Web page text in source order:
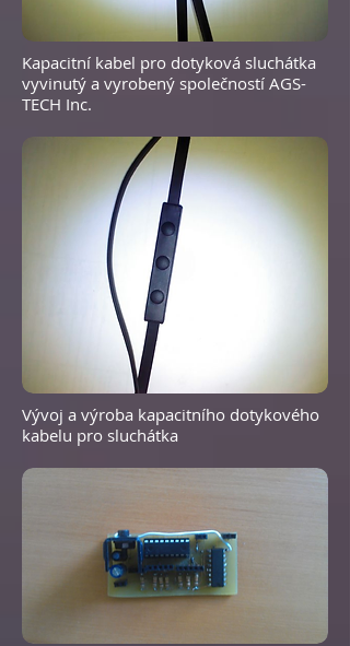
Kapacitní kabel pro dotyková sluchátka
vyvinutý a vyrobený společností AGS-
TECH Inc.
Vývoj a výroba kapacitního dotykového
kabelu pro sluchátka